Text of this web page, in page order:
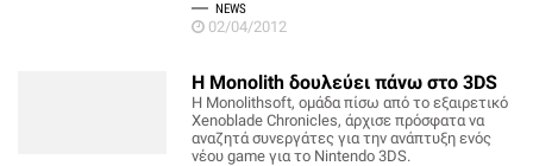
NEWS
02/04/2012
Η Monolith δουλεύει πάνω στο 3DS
Η Monolithsoft, ομάδα πίσω από το εξαιρετικό
Xenoblade Chronicles, άρχισε πρόσφατα να
αναζητά συνεργάτες για την ανάπτυξη ενός
νέου game για το Nintendo 3DS.